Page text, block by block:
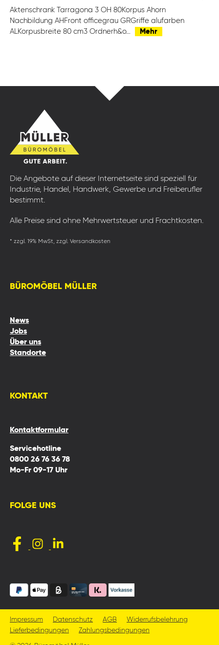
Aktenschrank Tarragona 3 OH 80Korpus Ahorn
Nachbildung AHFront officegrau GRGriffe alufarben
ALKorpusbreite 80 cm3 Ordnerh&o…
Mehr
Die Angebote auf dieser Internetseite sind speziell für
Industrie, Handel, Handwerk, Gewerbe und Freiberufler
bestimmt.
Alle Preise sind ohne Mehrwertsteuer und Frachtkosten.
* zzgl. 19% MwSt, zzgl. Versandkosten
BÜROMÖBEL MÜLLER
News
Jobs
Über uns
Standorte
KONTAKT
Kontaktformular
Servicehotline
0800 26 76 36 78
Mo-Fr 09-17 Uhr
FOLGE UNS
Impressum Datenschutz AGB
Widerrufsbelehrung
Lieferbedingungen
Zahlungsbedingungen